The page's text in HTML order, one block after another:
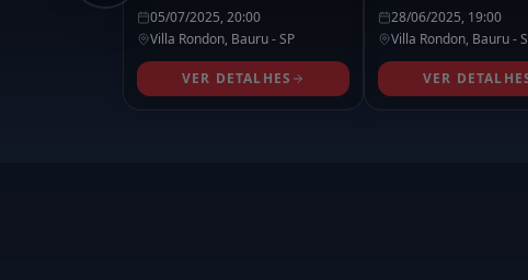
05/07/2025, 20:00
Villa Rondon, Bauru- SP
VER DETALHES
28/06/2025, 19:00
Villa Rondon, Bauru-
VER